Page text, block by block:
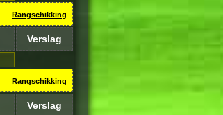
Rangschikking
Verslag
Rangschikking
Verslag